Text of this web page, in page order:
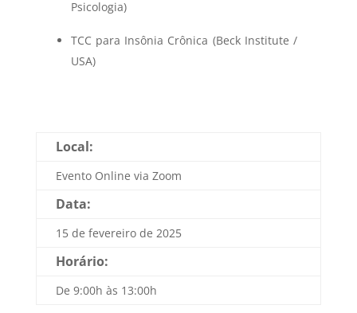
Psicologia)
TCC para Insônia Crônica (Beck Institute /
USA)
Local:
Evento Online via Zoom
Data:
15 de fevereiro de 2025
Horário:
De 9:00h às 13:00h